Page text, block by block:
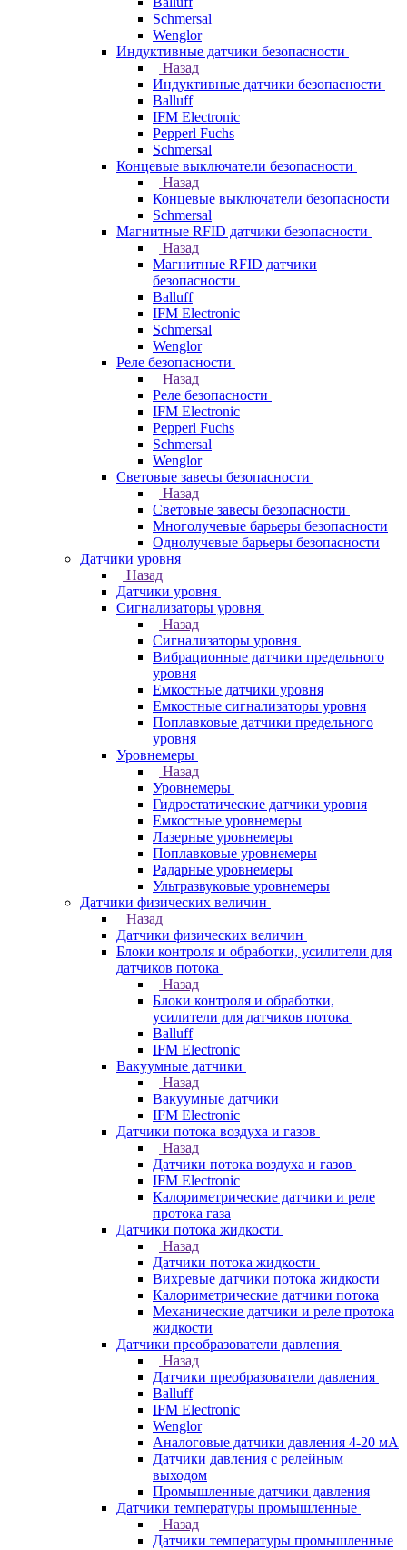
Schmersal
Wenglor
Индуктивные датчики безопасности
Назад
Индуктивные датчики безопасности
Balluff
IFM Electronic
Pepperl Fuchs
Schmersal
Концевые выключатели безопасности
Назад
Концевые выключатели безопасности
Schmersal
Магнитные RFID датчики безопасности
Назад
Магнитные RFID датчики
безопасности
Balluff
IFM Electronic
Schmersal
Wenglor
Реле безопасности
Назад
Реле безопасности
IFM Electronic
Pepperl Fuchs
Schmersal
Wenglor
Световые завесы безопасности
Назад
Световые завесы безопасности
Многолучевые барьеры безопасности
Однолучевые барьеры безопасности
Датчики уровня
Назад
Датчики уровня
Сигнализаторы уровня
Назад
Сигнализаторы уровня
Вибрационные датчики предельного
уровня
Емкостные датчики уровня
Емкостные сигнализаторы уровня
Поплавковые датчики предельного
уровня
Уровнемеры
Назад
Уровнемеры
Гидростатические датчики уровня
Емкостные уровнемеры
Лазерные уровнемеры
Поплавковые уровнемеры
Радарные уровнемеры
Ультразвуковые уровнемеры
Датчики физических величин
Назад
Датчики физических величин
Блоки контроля и обработки, усилители для
датчиков потока
Назад
Блоки контроля и обработки,
усилители для датчиков потока
Balluff
IFM Electronic
Вакуумные датчики
Назад
Вакуумные датчики
IFM Electronic
Датчики потока воздуха и газов
Назад
Датчики потока воздуха и газов
IFM Electronic
Калориметрические датчики и реле
протока газа
Датчики потока жидкости
Назад
Датчики потока жидкости
Вихревые датчики потока жидкости
Калориметрические датчики потока
Механические датчики и реле протока
жидкости
Датчики преобразователи давления
Назад
Датчики преобразователи давления
Balluff
IFM Electronic
Wenglor
Аналоговые датчики давления 4-20 мА
Датчики давления с релейным
выходом
Промышленные датчики давления
Датчики температуры промышленные
Назад
Датчики температуры промышленные